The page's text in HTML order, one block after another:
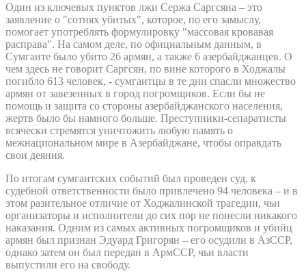
Один из ключевых пунктов лжи Сержа Саргсяна – это
заявление о "сотнях убитых", которое, по его замыслу,
помогает употреблять формулировку "массовая кровавая
расправа". На самом деле, по официальным данным, в
Сумгаите было убито 26 армян, а также 6 азербайджанцев. О
чем здесь не говорит Саргсян, по вине которого в Ходжалы
погибло 613 человек, - сумгаитцы в те дни спасли множество
армян от завезенных в город погромщиков. Если бы не
помощь и защита со стороны азербайджанского населения,
жертв было бы намного больше. Преступники-сепаратисты
всячески стремятся уничтожить любую память о
межнациональном мире в Азербайджане, чтобы оправдать
свои деяния.
По итогам сумгаитских событий был проведен суд, к
судебной ответственности было привлечено 94 человека – и в
этом разительное отличие от Ходжалинской трагедии, чьи
организаторы и исполнители до сих пор не понесли никакого
наказания. Одним из самых активных погромщиков и убийц
армян был признан Эдуард Григорян – его осудили в АзССР,
однако затем он был передан в АрмССР, чьи власти
выпустили его на свободу.